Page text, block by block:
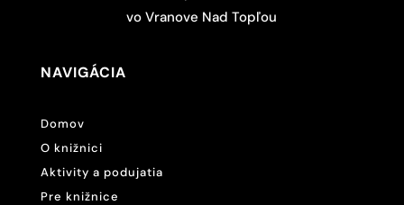
vo Vranove Nad Topľou
NAVIGÁCIA
Domov
O knižnici
Aktivity a podujatia
Pre knižnice